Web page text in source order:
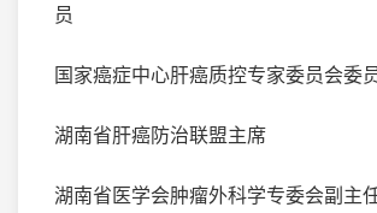
员
国家癌症中心肝癌质控专家委员会委
湖南省肝癌防治联盟主席
湖南省医学会肿瘤外科学专委会副主